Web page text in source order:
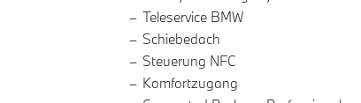
Teleservice BMW
Schiebedach
Steuerung NFC
Komfortzugang